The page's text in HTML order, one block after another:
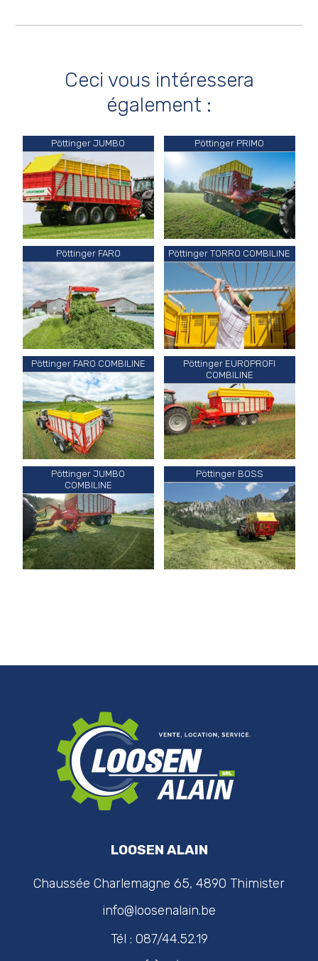
Ceci vous intéressera
également :
Pöttinger JUMBO Pöttinger PRIMO
Pöttinger FARO Pöttinger TORRO COMBILINE
Pöttinger FARO COMBILINE
Pöttinger EUROPROFI
COMBILINE
Pöttinger JUMBO
COMBILINE
Pöttinger BOSS
LOOSEN ALAIN
Chaussée Charlemagne 65, 4890 Thimister
info@loosenalain.be
Tél : 087/44.52.19